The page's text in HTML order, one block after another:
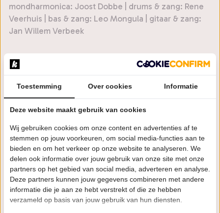
mondharmonica: Joost Dobbe | drums & zang: Rene
Veerhuis | bas & zang: Leo Mongula | gitaar & zang:
Jan Willem Verbeek
Agenda
ZA
9
JAN
20:15 uur
Theater Hofpoort
Coevorden
Bestel tickets
Toestemming Over cookies Informatie
Deze website maakt gebruik van cookies
Wij gebruiken cookies om onze content en advertenties af te
stemmen op jouw voorkeuren, om social media-functies aan te
bieden en om het verkeer op onze website te analyseren. We
delen ook informatie over jouw gebruik van onze site met onze
partners op het gebied van social media, adverteren en analyse.
Deze partners kunnen jouw gegevens combineren met andere
informatie die je aan ze hebt verstrekt of die ze hebben
verzameld op basis van jouw gebruik van hun diensten.